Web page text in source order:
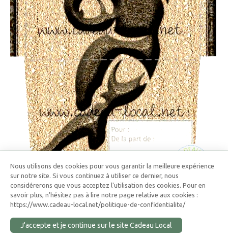
Nous utilisons des cookies pour vous garantir la meilleure expérience
sur notre site. Si vous continuez à utiliser ce dernier, nous
considérerons que vous acceptez l'utilisation des cookies. Pour en
savoir plus, n'hésitez pas à lire notre page relative aux cookies :
https://www.cadeau-local.net/politique-de-confidentialite/
J'accepte et je continue sur le site Cadeau Local